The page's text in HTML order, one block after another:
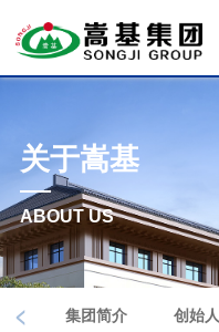
关于嵩基
ABOUT US
集团简介 创始人
<